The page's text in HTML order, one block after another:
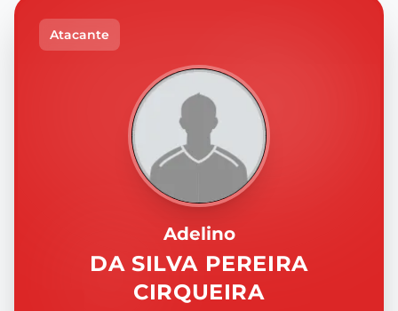
Atacante
Adelino
DA SILVA PEREIRA
CIRQUEIRA